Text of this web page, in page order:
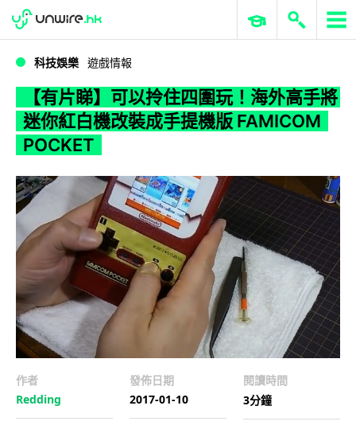
WWDC 2026 ERP 與商業 AI
科技娛樂 遊戲情報
【有片睇】可以拎住四圍玩！海外高手將
迷你紅白機改裝成手提機版 FAMICOM
POCKET
作者
Redding
發佈日期
2017-01-10
閱讀時間
3分鐘